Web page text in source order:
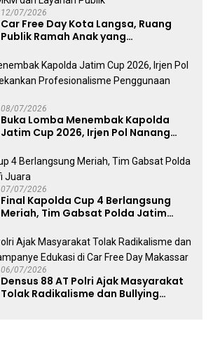
12/07/2026
Car Free Day Kota Langsa, Ruang
Publik Ramah Anak yang
Publik
08/07/2026
Buka Lomba Menembak Kapolda
Jatim Cup 2026, Irjen Pol Nanang
Penggunaan Senjata Api
07/07/2026
Final Kapolda Cup 4 Berlangsung
Meriah, Tim Gabsat Polda Jatim
06/07/2026
Densus 88 AT Polri Ajak Masyarakat
Tolak Radikalisme dan Bullying